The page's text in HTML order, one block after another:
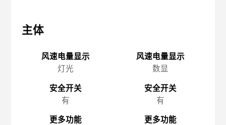
主体
风速电量显示
灯光
安全开关
有
更多功能
风速电量显示
数显
安全开关
有
更多功能